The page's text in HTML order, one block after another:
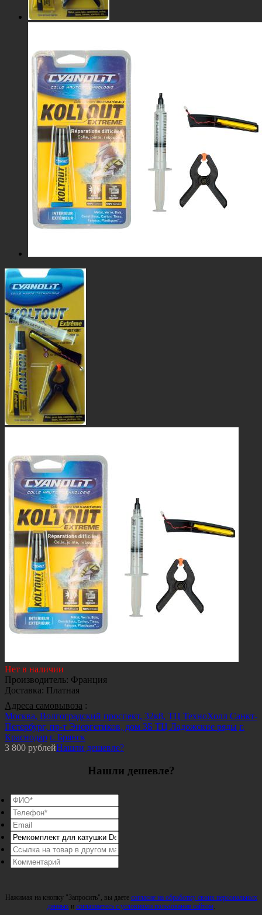
Нет в наличии
Производитель: Франция
Доставка: Платная
Адреса самовывоза :
Москва, Волгоградский проспект, 32к8, ТЦ ТехноХолл Санкт-
Петербург, пр-т Энергетиков, дом 3Б ТЦ Ладожские ряды г.
Краснодар г. Брянск
3 800 рублейНашли дешевле?
Нашли дешевле?
Нажимая на кнопку "Запросить", вы даете согласие на обработку своих персональных
данныхи соглашаетесь с условиями пользования сайтом.